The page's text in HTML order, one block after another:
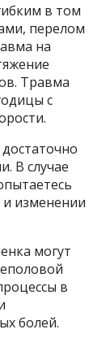
в том
перелом
на
Травма
с
В случае
и изменении
могут
в
болей.